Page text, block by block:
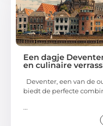
Een dagje
en culinaire
Deventer, een van de
biedt de perfecte
...